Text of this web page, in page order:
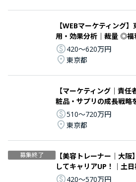
【WEBマーケティング
用・効果分析｜裁量 ◎福
420〜620万円
東京都
【マーケティング｜責
粧品・サプリの成長戦略
510〜720万円
東京都
募集終了
【美容トレーナー｜大
してキャリアUP！｜土
420〜570万円